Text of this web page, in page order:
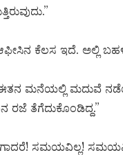
ಕೆಲಸ ಇದೆ. ಅಲ್ಲಿ
“ಈತನ ಮನೆಯಲ್ಲಿ ಮದುವೆ
ರಜೆ ತೆಗೆದುಕೊಂಡಿದ್ದ.”
ಸಮಯವಿಲ್ಲ!